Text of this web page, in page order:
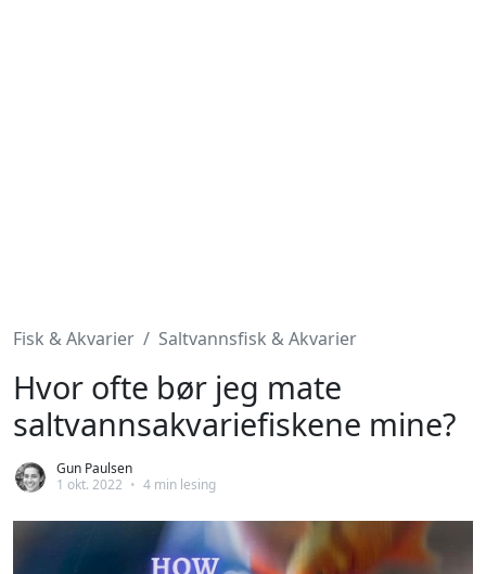
Fisk & Akvarier Saltvannsfisk & Akvarier
Hvor ofte bør jeg mate
saltvannsakvariefiskene mine?
Gun Paulsen
1 okt. 2022 • 4 min lesing